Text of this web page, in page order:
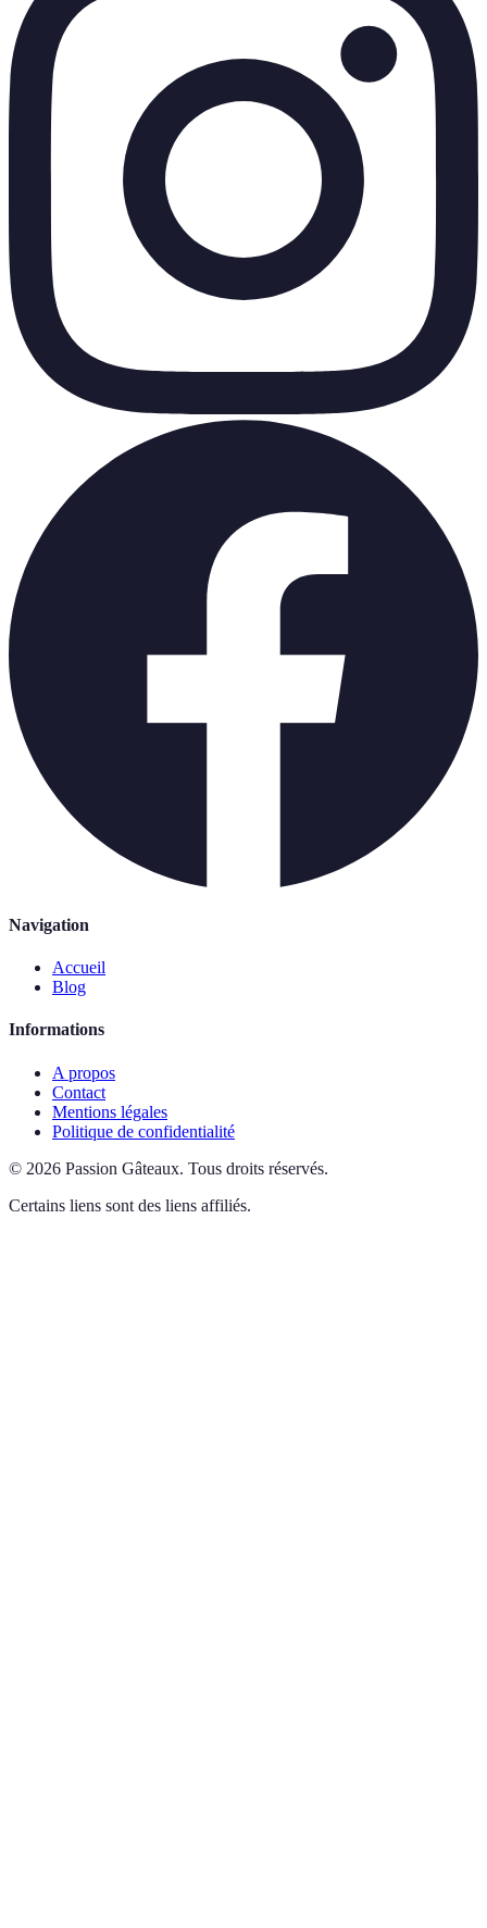
Navigation
Accueil
Blog
Informations
A propos
Contact
Mentions légales
Politique de confidentialité
© 2026 Passion Gâteaux. Tous droits réservés.
Certains liens sont des liens affiliés.